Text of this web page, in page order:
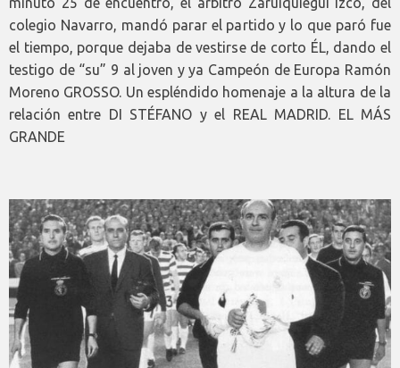
colegio Navarro, mandó parar el partido y lo que paró fue
el tiempo, porque dejaba de vestirse de corto ÉL, dando el
testigo de “su” 9 al joven y ya Campeón de Europa Ramón
Moreno GROSSO. Un espléndido homenaje a la altura de la
relación entre DI STÉFANO y el REAL MADRID. EL MÁS
GRANDE